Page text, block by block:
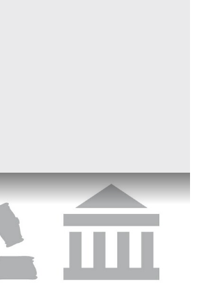
ramo d'azienda esercente
hotel